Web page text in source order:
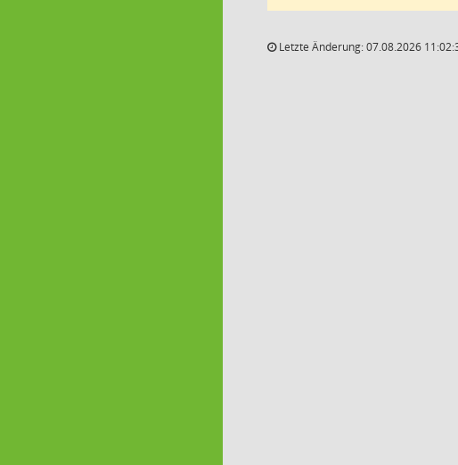
Letzte Änderung: 07.08.2026